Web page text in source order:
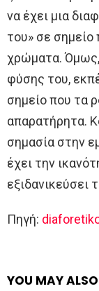
να έχει μια
του» σε σημείο
χρώματα.
φύσης του,
σημείο που τα
απαρατήρητα.
σημασία στην
έχει την
εξιδανικεύσει
Πηγή:
YOU MAY